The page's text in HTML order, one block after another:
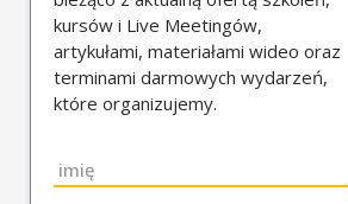
kursów i Live Meetingów,
artykułami, materiałami wideo oraz
terminami darmowych wydarzeń,
które organizujemy.
Imię